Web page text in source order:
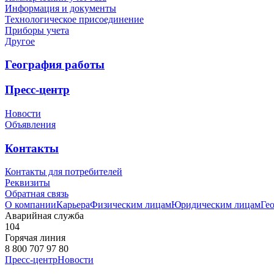
Информация и документы
Технологическое присоединение
Приборы учета
Другое
География работы
Пресс-центр
Новости
Объявления
Контакты
Контакты для потребителей
Реквизиты
Обратная связь
О компанииКарьераФизическим лицамЮридическим лицам
Аварийная служба
104
Горячая линия
8 800 707 97 80
Пресс-центрНовости